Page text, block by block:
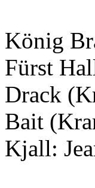
König
Fürst
Drack
Bait
Kjall: